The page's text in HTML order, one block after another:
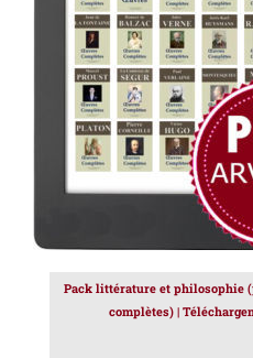
AJOUTER AU PANIER /
Pack littérature et philosophie
complètes) |